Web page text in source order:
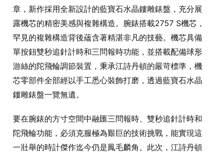
章，新作採用全新設計的藍寶石水晶鏤雕錶盤，充分展
露機芯的精密美感與複雜構造。腕錶搭載2757 S機芯，
罕見的複雜構造背後蘊含著精湛非凡的技藝。機芯具備
單按鈕雙秒追針計時和三問報時功能，並搭載配備球形
游絲的陀飛輪調節裝置，秉承江詩丹頓的嚴苛標準，機
芯零部件全部經以手工悉心裝飾打磨，透過藍寶石水晶
鏤雕錶盤一覽無遺。
要在腕錶的方寸空間中融匯三問報時、雙秒追針計時和
陀飛輪功能，必須克服極為艱巨的技術挑戰，能實現這
一壯舉的時計傑作迄今仍是鳳毛麟角。此次，江詩丹頓